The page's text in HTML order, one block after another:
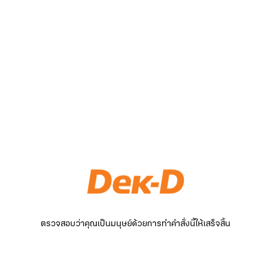
ตรวจสอบว่าคุณเป็นมนุษย์ด้วยการทำคำสั่งนี้ให้เสร็จสิ้น